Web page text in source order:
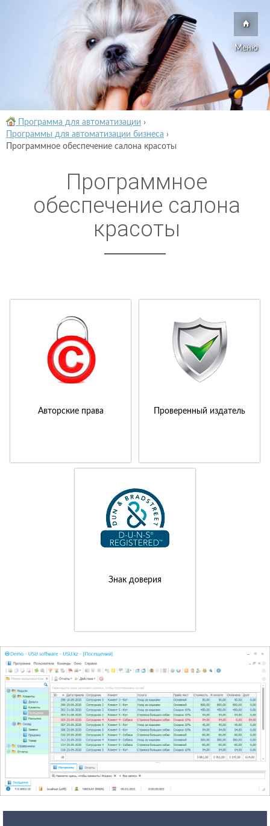
Меню
Программа для автоматизации ›
Программы для автоматизации бизнеса ›
Программное обеспечение салона красоты
Программное
обеспечение салона
красоты
Авторские права Проверенный издатель
Знак доверия